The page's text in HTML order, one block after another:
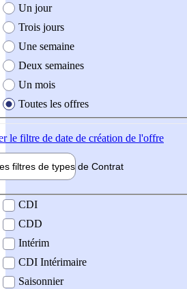
création de l'offre
Un jour
Trois jours
Une semaine
Deux semaines
Un mois
Toutes les offres
le filtre de date de création de l'offre
filtres de types de Contrat
contrat
CDI
CDD
Intérim
CDI Intérimaire
Saisonnier